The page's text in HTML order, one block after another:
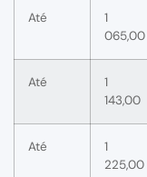
Até
1
065,00
Até
1
143,00
Até
1
225,00